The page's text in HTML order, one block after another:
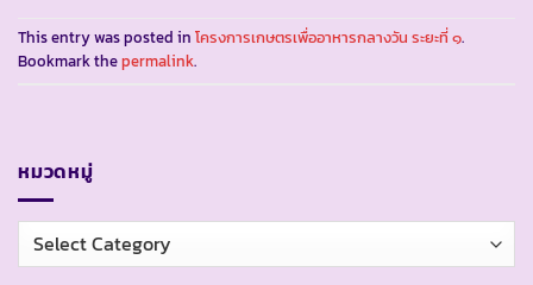
This entry was posted in โครงการเกษตรเพื่ออาหารกลางวัน ระยะที่ ๑.
Bookmark thepermalink.
หมวดหมู่
หมวด
หมู่